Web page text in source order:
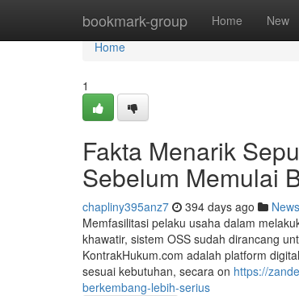
bookmark-group Home New
Home
Home
1
Fakta Menarik
Sebelum Memulai
chapliny395anz7 394 days ago News
Memfasilitasi pelaku usaha dalam
khawatir, sistem OSS sudah dirancang
KontrakHukum.com adalah platform
sesuai kebutuhan, secara on https://
berkembang-lebih-serius